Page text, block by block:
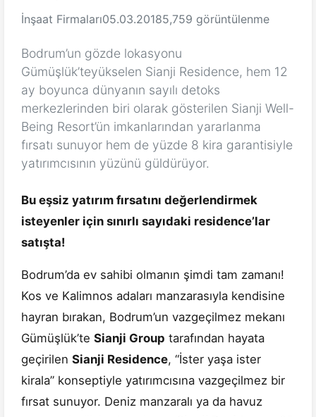
İnşaat Firmaları05.03.20185,759 görüntülenme
Bodrum’un gözde lokasyonu
Gümüşlük’teyükselen Sianji Residence, hem 12
ay boyunca dünyanın sayılı detoks
merkezlerinden biri olarak gösterilen Sianji Well-
Being Resort’ün imkanlarından yararlanma
fırsatı sunuyor hem de yüzde 8 kira garantisiyle
yatırımcısının yüzünü güldürüyor.
Bu eşsiz yatırım fırsatını değerlendirmek
isteyenler için sınırlı sayıdaki residence’lar
satışta!
Bodrum’da ev sahibi olmanın şimdi tam zamanı!
Kos ve Kalimnos adaları manzarasıyla kendisine
hayran bırakan, Bodrum’un vazgeçilmez mekanı
Gümüşlük’te Sianji Group tarafından hayata
geçirilen Sianji Residence, “İster yaşa ister
kirala” konseptiyle yatırımcısına vazgeçilmez bir
fırsat sunuyor. Deniz manzaralı ya da havuz